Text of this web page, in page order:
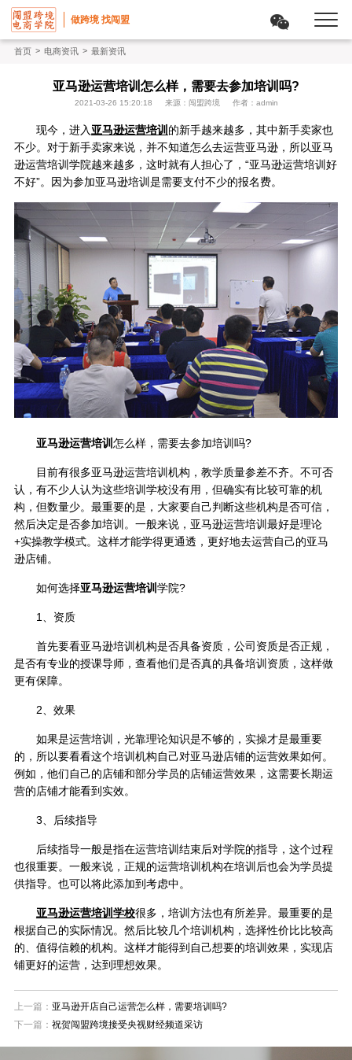
做跨境 找闯盟
首页 > 电商资讯 > 最新资讯
亚马逊运营培训怎么样，需要去参加培训吗?
2021-03-26 15:20:18 来源：闯盟跨境 作者：admin
现今，进入亚马逊运营培训 的新手越来越多，其中新手卖家也
不少。对于新手卖家来说，并不知道怎么去运营亚马逊，所以亚马
逊运营培训学院越来越多，这时就有人担心了，“亚马逊运营培训好
不好”。因为参加亚马逊培训是需要支付不少的报名费。
亚马逊运营培训 怎么样，需要去参加培训吗?
目前有很多亚马逊运营培训机构，教学质量参差不齐。不可否
认，有不少人认为这些培训学校没有用，但确实有比较可靠的机
构，但数量少。最重要的是，大家要自己判断这些机构是否可信，
然后决定是否参加培训。一般来说，亚马逊运营培训最好是理论
+实操教学模式。这样才能学得更通透，更好地去运营自己的亚马
逊店铺。
如何选择亚马逊运营培训 学院?
1、资质
首先要看亚马逊培训机构是否具备资质，公司资质是否正规，
是否有专业的授课导师，查看他们是否真的具备培训资质，这样做
更有保障。
2、效果
如果是运营培训，光靠理论知识是不够的，实操才是最重要
的，所以要看看这个培训机构自己对亚马逊店铺的运营效果如何。
例如，他们自己的店铺和部分学员的店铺运营效果，这需要长期运
营的店铺才能看到实效。
3、后续指导
后续指导一般是指在运营培训结束后对学院的指导，这个过程
也很重要。一般来说，正规的运营培训机构在培训后也会为学员提
供指导。也可以将此添加到考虑中。
亚马逊运营培训学校很多，培训方法也有所差异。最重要的是
根据自己的实际情况。然后比较几个培训机构，选择性价比比较高
的、值得信赖的机构。这样才能得到自己想要的培训效果，实现店
铺更好的运营，达到理想效果。
上一篇： 亚马逊开店自己运营怎么样，需要培训吗?
下一篇： 祝贺闯盟跨境接受央视财经频道采访